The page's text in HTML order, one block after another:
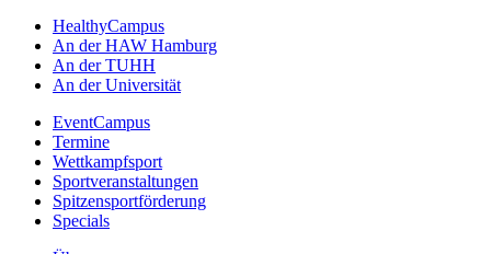
HealthyCampus
An der HAW Hamburg
An der TUHH
An der Universität
EventCampus
Termine
Wettkampfsport
Sportveranstaltungen
Spitzensportförderung
Specials